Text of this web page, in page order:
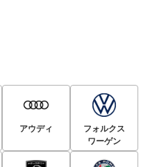
アウディ
フォルクス
ワーゲン